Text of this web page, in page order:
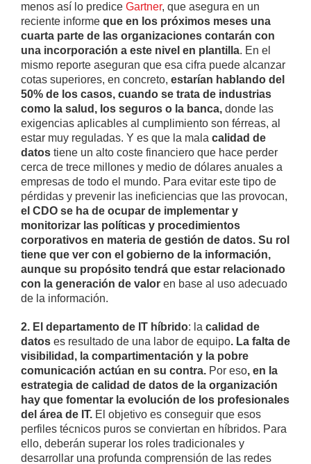
menos así lo predice Gartner, que asegura en un
reciente informe que en los próximos meses una
cuarta parte de las organizaciones contarán con
una incorporación a este nivel en plantilla. En el
mismo reporte aseguran que esa cifra puede alcanzar
cotas superiores, en concreto, estarían hablando del
50% de los casos, cuando se trata de industrias
como la salud, los seguros o la banca, donde las
exigencias aplicables al cumplimiento son férreas, al
estar muy reguladas. Y es que la mala calidad de
datos tiene un alto coste financiero que hace perder
cerca de trece millones y medio de dólares anuales a
empresas de todo el mundo. Para evitar este tipo de
pérdidas y prevenir las ineficiencias que las provocan,
el CDO se ha de ocupar de implementar y
monitorizar las políticas y procedimientos
corporativos en materia de gestión de datos. Su rol
tiene que ver con el gobierno de la información,
aunque su propósito tendrá que estar relacionado
con la generación de valor en base al uso adecuado
de la información.
2. El departamento de IT híbrido: la calidad de
datos es resultado de una labor de equipo. La falta de
visibilidad, la compartimentación y la pobre
comunicación actúan en su contra. Por eso, en la
estrategia de calidad de datos de la organización
hay que fomentar la evolución de los profesionales
del área de IT. El objetivo es conseguir que esos
perfiles técnicos puros se conviertan en híbridos. Para
ello, deberán superar los roles tradicionales y
desarrollar una profunda comprensión de las redes